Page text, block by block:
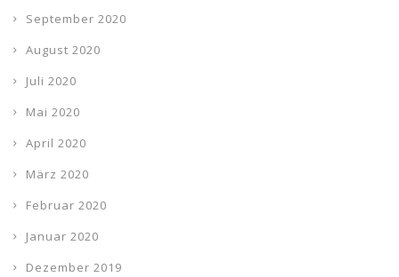
September 2020
August 2020
Juli 2020
Mai 2020
April 2020
März 2020
Februar 2020
Januar 2020
Dezember 2019